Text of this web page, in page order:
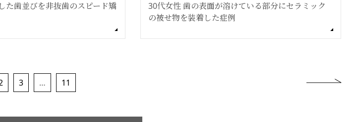
た歯並びを非抜歯のスピード矯
30代女性 歯の表面が溶けている部分にセラミック
の被せ物を装着した症例
3 … 11